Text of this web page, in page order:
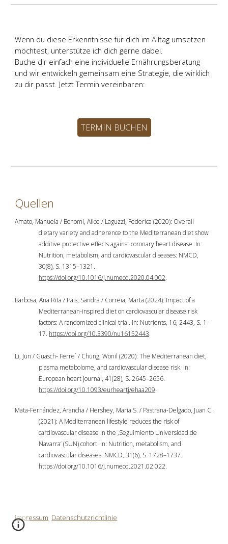
Wenn du diese Erkenntnisse für dich im Alltag umsetzen
möchtest, unterstütze ich dich gerne dabei.
Buche dir einfach eine individuelle Ernährungsberatung
und wir entwickeln gemeinsam eine Strategie, die wirklich
zu dir passt. Jetzt Termin vereinbaren:
TERMIN BUCHEN
Quellen
Amato, Manuela / Bonomi, Alice / Laguzzi, Federica (2020): Overall
dietary variety and adherence to the Mediterranean diet show
additive protective effects against coronary heart disease. In:
Nutrition, metabolism, and cardiovascular diseases: NMCD,
30(8), S. 1315–1321.
https://doi.org/10.1016/j.numecd.2020.04.002.
Barbosa, Ana Rita / Pais, Sandra / Correia, Marta (2024): Impact of a
Mediterranean-inspired diet on cardiovascular disease risk
factors: A randomized clinical trial. In: Nutrients, 16, 2443, S. 1–
17. https://doi.org/10.3390/nu16152443.
Li, Jun / Guasch- Ferre ́ / Chung, Wonil (2020): The Mediterranean diet,
plasma metabolome, and cardiovascular disease risk. In:
European heart journal, 41(28), S. 2645–2656.
https://doi.org/10.1093/eurheartj/ehaa209.
Mata-Fernández, Arancha / Hershey, Maria S. / Pastrana-Delgado, Juan C.
(2021): A Mediterranean lifestyle reduces the risk of
cardiovascular disease in the ‚Seguimiento Universidad de
Navarra‘ (SUN) cohort. In: Nutrition, metabolism, and
cardiovascular diseases: NMCD, 31(6), S. 1728–1737.
https://doi.org/10.1016/j.numecd.2021.02.022.
Impressum Datenschutzrichtlinie